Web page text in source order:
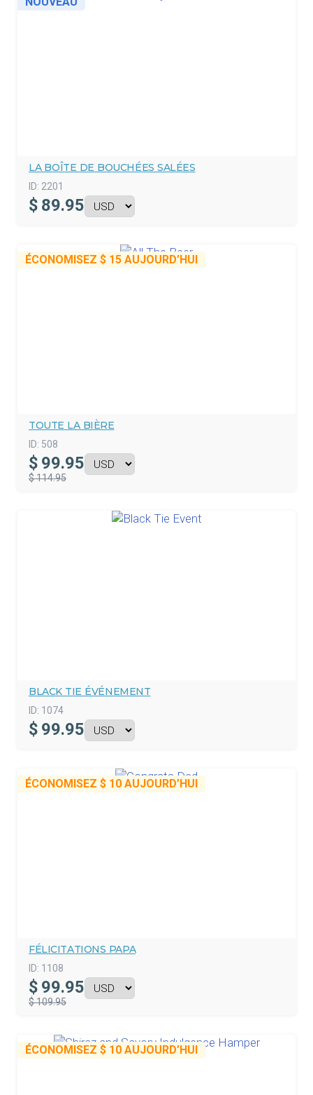
LA BOÎTE DE BOUCHÉES SALÉES
ID: 2201
$ 89.95
ÉCONOMISEZ $ 15 AUJOURD’HUI
TOUTE LA BIÈRE
ID: 508
$ 99.95
$ 114.95
BLACK TIE ÉVÉNEMENT
ID: 1074
$ 99.95
ÉCONOMISEZ $ 10 AUJOURD’HUI
FÉLICITATIONS PAPA
ID: 1108
$ 99.95
$ 109.95
ÉCONOMISEZ $ 10 AUJOURD’HUI